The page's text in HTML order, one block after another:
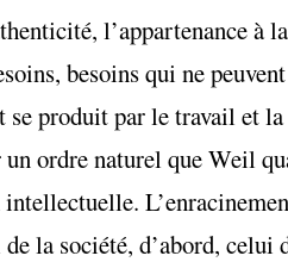
l’appartenance à
besoins qui ne
produit par le travail et
ordre naturel que Weil
la société, d’abord, celui